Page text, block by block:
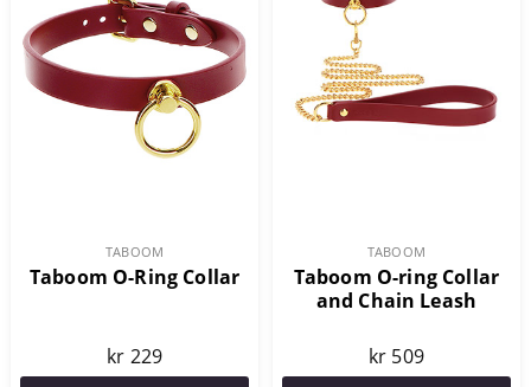
TABOOM
Taboom O-Ring Collar
kr 229
TABOOM
Taboom O-ring Collar
and Chain Leash
kr 509